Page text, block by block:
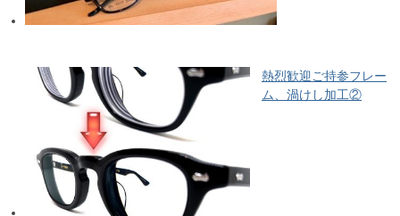
熱烈歓迎ご持参フレー
ム、渦けし加工②